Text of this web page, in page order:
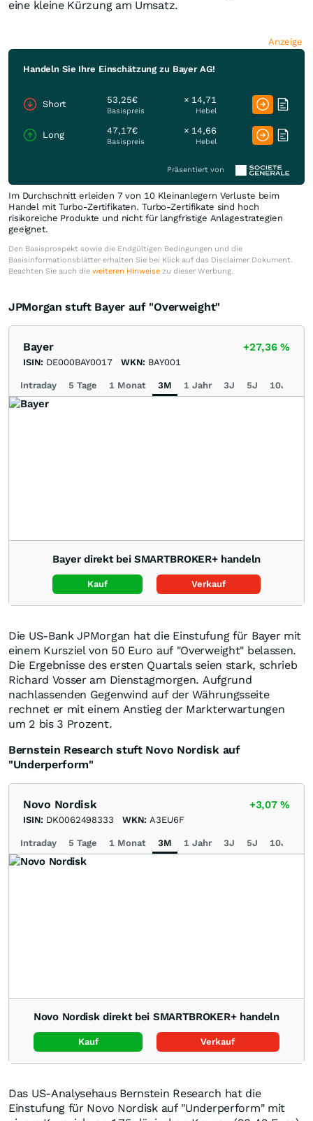
eine kleine Kürzung am Umsatz.
Anzeige
Handeln Sie Ihre Einschätzung zu Bayer AG!
Short 53,25€
Basispreis
× 14,71
Hebel
Long 47,17€
Basispreis
× 14,66
Hebel
Präsentiert von
Im Durchschnitt erleiden 7 von 10 Kleinanlegern Verluste beim
Handel mit Turbo-Zertifikaten. Turbo-Zertifikate sind hoch
risikoreiche Produkte und nicht für langfristige Anlagestrategien
geeignet.
Den Basisprospekt sowie die Endgültigen Bedingungen und die
Basisinformationsblätter erhalten Sie bei Klick auf das Disclaimer Dokument.
Beachten Sie auch die weiteren Hinweise zu dieser Werbung.
JPMorgan stuft Bayer auf "Overweight"
Bayer +27,36%
ISIN: DE000BAY0017 WKN: BAY001
Intraday 5 Tage 1 Monat 3M 1 Jahr 3J 5J 10J
Bayer direkt bei SMARTBROKER+ handeln
Kauf Verkauf
Die US-Bank JPMorgan hat die Einstufung für Bayer mit
einem Kursziel von 50 Euro auf "Overweight" belassen.
Die Ergebnisse des ersten Quartals seien stark, schrieb
Richard Vosser am Dienstagmorgen. Aufgrund
nachlassenden Gegenwind auf der Währungsseite
rechnet er mit einem Anstieg der Markterwartungen
um 2 bis 3 Prozent.
Bernstein Research stuft Novo Nordisk auf
"Underperform"
Novo Nordisk +3,07%
ISIN: DK0062498333 WKN: A3EU6F
Intraday 5 Tage 1 Monat 3M 1 Jahr 3J 5J 10J
Novo Nordisk direkt bei SMARTBROKER+ handeln
Kauf Verkauf
Das US-Analysehaus Bernstein Research hat die
Einstufung für Novo Nordisk auf "Underperform" mit